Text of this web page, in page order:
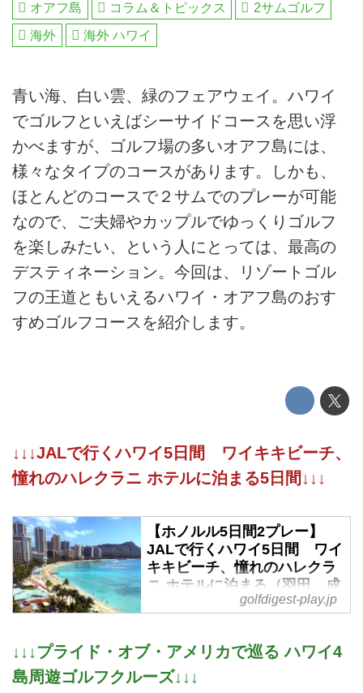
オアフ島
コラム＆トピックス
2サムゴルフ
海外
海外 ハワイ
青い海、白い雲、緑のフェアウェイ。ハワイ
でゴルフといえばシーサイドコースを思い浮
かべますが、ゴルフ場の多いオアフ島には、
様々なタイプのコースがあります。しかも、
ほとんどのコースで２サムでのプレーが可能
なので、ご夫婦やカップルでゆっくりゴルフ
を楽しみたい、という人にとっては、最高の
デスティネーション。今回は、リゾートゴル
フの王道ともいえるハワイ・オアフ島のおす
すめゴルフコースを紹介します。
↓↓↓JALで行くハワイ5日間 ワイキキビーチ、
憧れのハレクラニ ホテルに泊まる5日間↓↓↓
【ホノルル5日間2プレー】
JALで行くハワイ5日間 ワイ
キキビーチ、憧れのハレクラ
ニ ホテルに泊まる（羽田、成
田、関西、中部発着）
ルフコースが点在し、多くのゴル
ファーを魅了しているハワイ・オ
アフ島。憧れのハレクラニに宿泊
golfdigest-play.jp
↓↓↓プライド・オブ・アメリカで巡る ハワイ4
島周遊ゴルフクルーズ↓↓↓